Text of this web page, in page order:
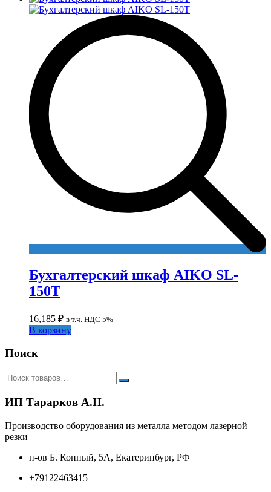
Бухгалтерский шкаф AIKO SL-
150Т
16,185 ₽ в т.ч. НДС 5%
В корзину
Поиск
ИП Тарарков А.Н.
Производство оборудования из металла методом лазерной
резки
п-ов Б. Конный, 5А, Екатеринбург, РФ
+79122463415